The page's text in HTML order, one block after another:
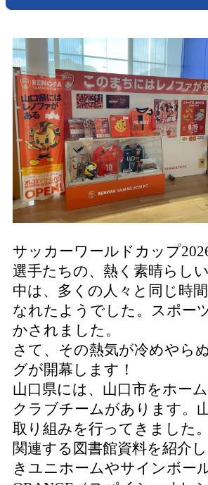
サッカーワールドカップ
選手たちの、熱く素晴らし
中は、多くの人々と同じ時
なれたようでした。スポー
かされました。
さて、その熱気が冷めやら
グが開幕します！
山口県には、山口市をホー
クラブチームがあります。
取り組みを行ってきました
関連する図書館資料を紹介
きユニホームやサインボー